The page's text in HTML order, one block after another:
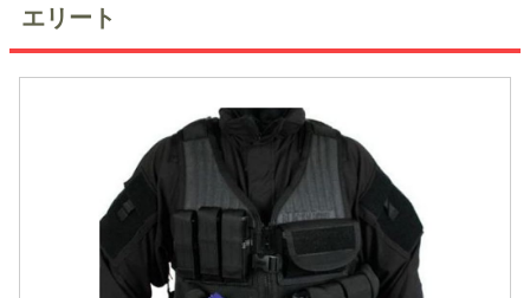
エリート